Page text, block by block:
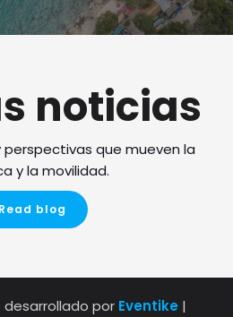
noticias
perspectivas que mueven la
y la movilidad.
Read blog
desarrollado por Eventike |